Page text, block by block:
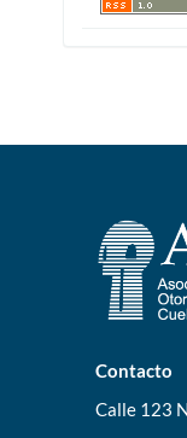
Contacto
Calle 123